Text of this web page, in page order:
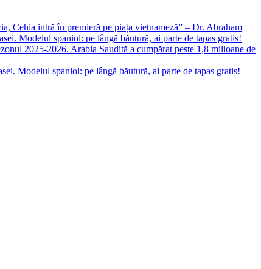
Cehia intră în premieră pe piața vietnameză” – Dr. Abraham
Modelul spaniol: pe lângă băutură, ai parte de tapas gratis!
2025-2026. Arabia Saudită a cumpărat peste 1,8 milioane de
Modelul spaniol: pe lângă băutură, ai parte de tapas gratis!